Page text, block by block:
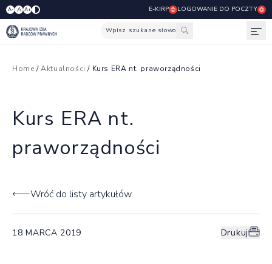
A- A A+ E-KIRP LOGOWANIE DO POCZTY
Wpisz szukane słowo
Home /Aktualności / Kurs ERA nt. praworządności
Kurs ERA nt.
praworządności
Wróć do listy artykułów
18 MARCA 2019 Drukuj